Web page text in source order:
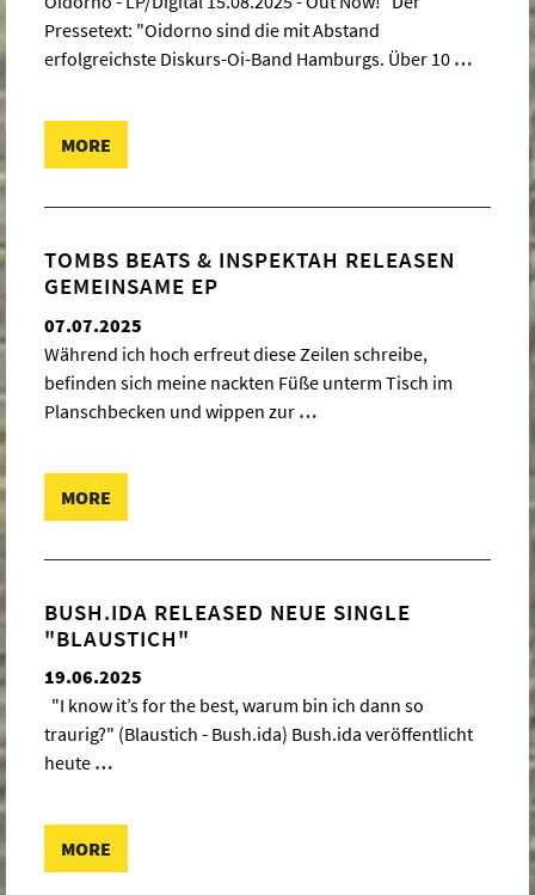
Pressetext: "Oidorno sind die mit Abstand
erfolgreichste Diskurs-Oi-Band Hamburgs. Über 10 …
MORE
TOMBS BEATS & INSPEKTAH RELEASEN
GEMEINSAME EP
07.07.2025
Während ich hoch erfreut diese Zeilen schreibe,
befinden sich meine nackten Füße unterm Tisch im
Planschbecken und wippen zur …
MORE
BUSH.IDA RELEASED NEUE SINGLE
"BLAUSTICH"
19.06.2025
"I know it’s for the best, warum bin ich dann so
traurig?" (Blaustich - Bush.ida) Bush.ida veröffentlicht
heute …
MORE